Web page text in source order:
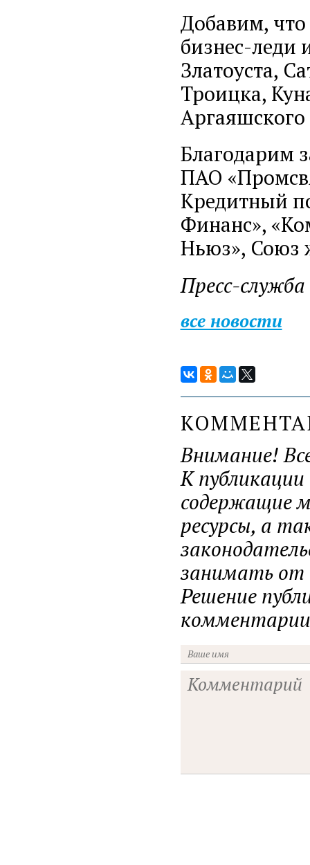
Добавим, что
бизнес-леди
Златоуста,
Троицка,
Благодарим
ПАО
Кредитный
Финанс»,
Ньюз», Союз
Пресс-
все новости
Внимание!
К
содержащие
ресурсы, а
занимать от
Решение